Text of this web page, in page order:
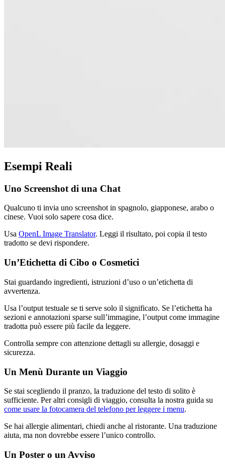
Esempi Reali
Uno Screenshot di una Chat
Qualcuno ti invia uno screenshot in spagnolo, giapponese, arabo o
cinese. Vuoi solo sapere cosa dice.
Usa OpenL Image Translator. Leggi il risultato, poi copia il testo
tradotto se devi rispondere.
Un’Etichetta di Cibo o Cosmetici
Stai guardando ingredienti, istruzioni d’uso o un’etichetta di
avvertenza.
Usa l’output testuale se ti serve solo il significato. Se l’etichetta ha
sezioni e annotazioni sparse sull’immagine, l’output come immagine
tradotta può essere più facile da leggere.
Controlla sempre con attenzione dettagli su allergie, dosaggi e
sicurezza.
Un Menù Durante un Viaggio
Se stai scegliendo il pranzo, la traduzione del testo di solito è
sufficiente. Per altri consigli di viaggio, consulta la nostra guida su
come usare la fotocamera del telefono per leggere i menu.
Se hai allergie alimentari, chiedi anche al ristorante. Una traduzione
aiuta, ma non dovrebbe essere l’unico controllo.
Un Poster o un Avviso